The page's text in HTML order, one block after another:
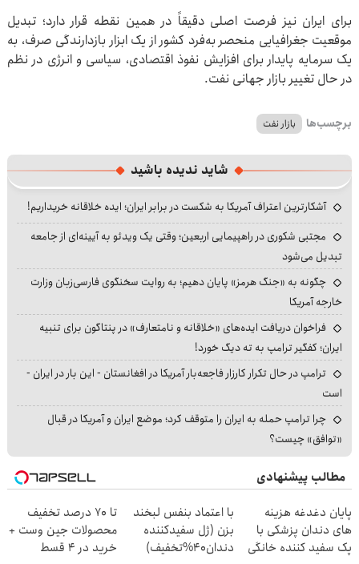
برای ایران نیز فرصت اصلی دقیقاً در همین نقطه قرار دارد؛ تبدیل
موقعیت جغرافیایی منحصر به‌فرد کشور از یک ابزار بازدارندگی صرف، به
یک سرمایه پایدار برای افزایش نفوذ اقتصادی، سیاسی و انرژی در نظم
در حال تغییر بازار جهانی نفت.
برچسب‌ها بازار نفت
شاید ندیده باشید
آشکارترین اعتراف آمریکا به شکست در برابر ایران؛ ایده خلاقانه خریداریم!
مجتبی شکوری در راهپیمایی اربعین؛ وقتی یک ویدئو به آیینه‌ای از جامعه
تبدیل می‌شود
چگونه به «جنگ هرمز» پایان دهیم؛ به روایت سخنگوی فارسی‌زبان وزارت
خارجه آمریکا
فراخوان دریافت ایده‌های «خلاقانه و نامتعارف» در پنتاگون برای تنبیه
ایران؛ کفگیر ترامپ به ته دیگ خورد!
ترامپ در حال تکرار کارزار فاجعه‌بار آمریکا در افغانستان - این بار در ایران -
است
چرا ترامپ حمله به ایران را متوقف کرد؛ موضع ایران و آمریکا در قبال
«توافق» چیست؟
مطالب پیشنهادی
پایان دغدغه هزینه
های دندان پزشکی با
پک سفید کننده خانگی
با اعتماد بنفس لبخند
بزن (ژل سفیدکننده
دندان40%تخفیف)
تا 70 درصد تخفیف
محصولات جین وست +
خرید در 4 قسط